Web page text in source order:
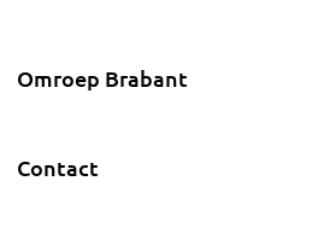
Omroep Brabant
Contact